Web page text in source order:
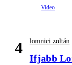
4 lomnici zoltán
Ifjabb